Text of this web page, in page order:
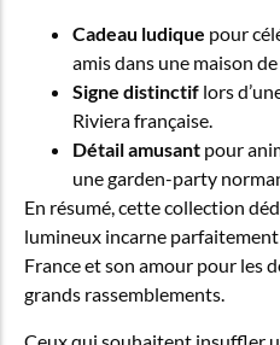
Cadeau ludique pour
amis dans une maison
Signe distinctif lors
Riviera française.
Détail amusant pour
une garden-party
En résumé, cette collection
lumineux incarne
France et son amour pour les
grands rassemblements.